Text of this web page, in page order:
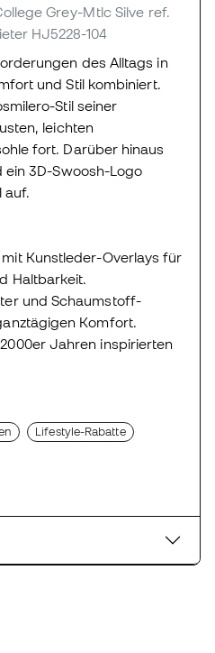
Grey-Mtlc Silve ref.
HJ5228-104
des Alltags in
und Stil kombiniert.
Stil seiner
leichten
fort. Darüber hinaus
3D-Swoosh-Logo
Kunstleder-Overlays für
Haltbarkeit.
und Schaumstoff-
Komfort.
Jahren inspirierten
Lifestyle-Rabatte